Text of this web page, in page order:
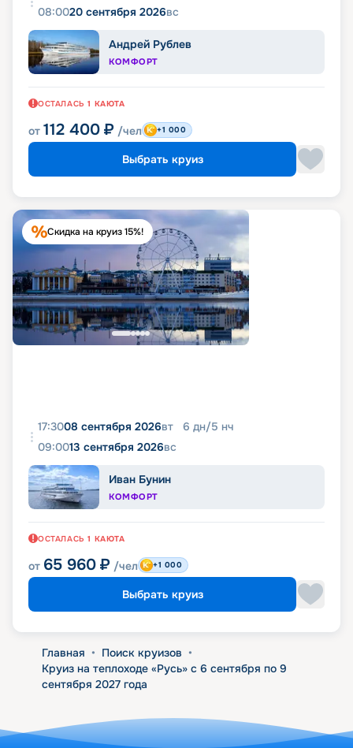
08:0020 сентября 2026вс
Андрей Рублев
КОМФОРТ
ОСТАЛАСЬ 1 КАЮТА
от 112 400 ₽ /чел +1 000
Выбрать круиз
Скидка на круиз 15%!
17:3008 сентября 2026вт 6 дн/5 нч
09:0013 сентября 2026вс
Иван Бунин
КОМФОРТ
ОСТАЛАСЬ 1 КАЮТА
от 65 960 ₽ /чел +1 000
Выбрать круиз
Главная • Поиск круизов •
Круиз на теплоходе «Русь» с 6 сентября по 9
сентября 2027 года